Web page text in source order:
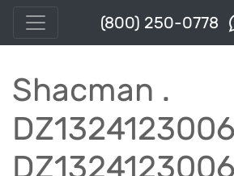
(800) 250-0778
Shacman .